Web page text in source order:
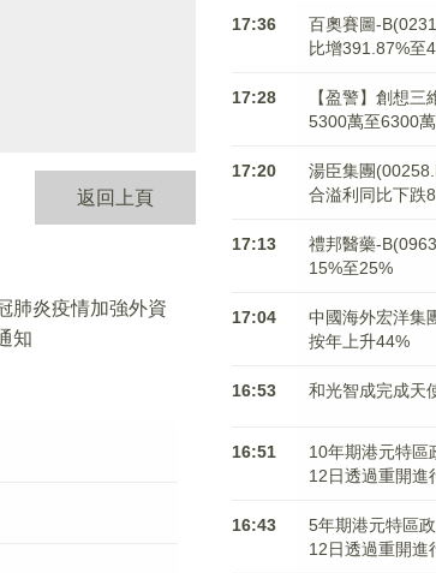
返回上頁
肺炎疫情加強外資
知
17:36
百奧賽圖-
比增391.87%至
17:28
【盈警】創想
5300萬至6300
17:20
湯臣集團
合溢利同比下跌
17:13
禮邦醫藥-
15%至25%
17:04
中國海外宏洋集
按年上升44%
16:53 和光智成完成天
16:51
10年期港元特區
12日透過重開進
16:43
5年期港元特區
12日透過重開進